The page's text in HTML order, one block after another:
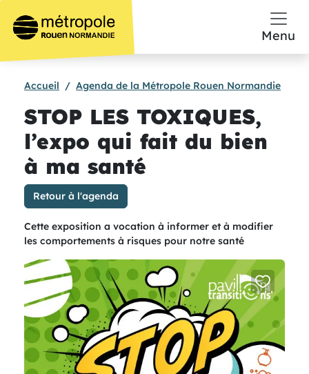
Menu
Accueil Agenda de la Métropole Rouen Normandie
STOP LES TOXIQUES,
l’expo qui fait du bien
à ma santé
Retour à l'agenda
Cette exposition a vocation à informer et à modifier
les comportements à risques pour notre santé
add
or
remove